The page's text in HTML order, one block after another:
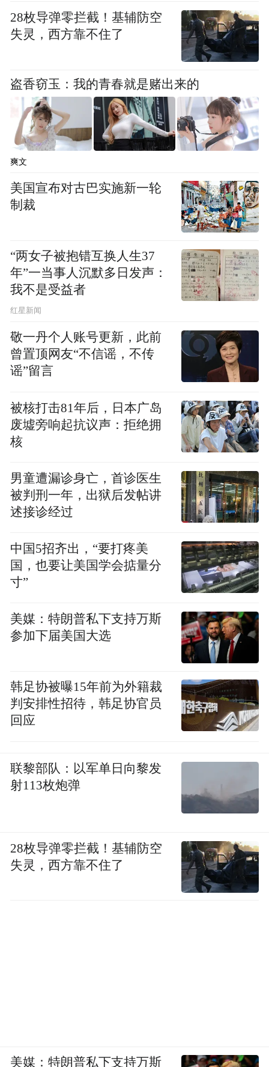
医疗服务记录、门诊、住院、病历、医嘱等
详细的医疗信息。居民在医联体内任何科室
看病，信息都会载入电子健康档案，医生可
刘师傅出院后，中原社区卫生服务中心的家
庭医生从HIS系统调取他的住院病历，就能充
分掌握他的病情，了解他在住院期间的治疗
方案，在他居家期间给予精准的个性化管理
服务。
吴瑞勤说：“局域人口健康信息平台的建立，
无缝对接。”
据了解，我市目前正推动医疗卫生事业实现
破，建成人口健康信息平台，推动医疗卫生
机构、公共卫生机构、医学检验中心等机构
之间的信息互联互通，实现健康与疾病诊治
信息的采集、储存、交换、共享使用全过程
的自动化和智能化。
中原社区卫生服务中心建成的局域人口健康
信息平台正是智慧医疗服务的内容。目前，
市卫计委正努力推动在全市建立互联互通的
人口健康信息平台。
28枚导弹零拦截！基辅防空
失灵，西方靠不住了
盗香窃玉：我的青春就是赌出来的
爽文
美国宣布对古巴实施新一轮
制裁
“两女子被抱错互换人生37
年”一当事人沉默多日发声：
我不是受益者
红星新闻
敬一丹个人账号更新，此前
曾置顶网友“不信谣，不传
谣”留言
被核打击81年后，日本广岛
废墟旁响起抗议声：拒绝拥
核
男童遭漏诊身亡，首诊医生
被判刑一年，出狱后发帖讲
述接诊经过
中国5招齐出，“要打疼美
国，也要让美国学会掂量分
寸”
美媒：特朗普私下支持万斯
参加下届美国大选
韩足协被曝15年前为外籍裁
判安排性招待，韩足协官员
回应
联黎部队：以军单日向黎发
射113枚炮弹
28枚导弹零拦截！基辅防空
失灵，西方靠不住了
美媒：特朗普私下支持万斯